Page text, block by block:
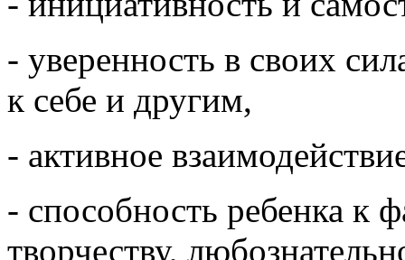
- уверенность в своих
к себе и другим,
- активное
- способность ребенка к
творчеству,